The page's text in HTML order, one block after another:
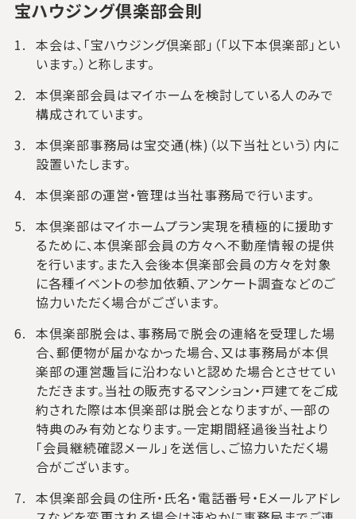
宝ハウジング倶楽部会則
本会は、「宝ハウジング倶楽部」（「以下本倶楽部」とい
います。）と称します。
本倶楽部会員はマイホームを検討している人のみで
構成されています。
本倶楽部事務局は宝交通(株)（以下当社という）内に
設置いたします。
本倶楽部の運営・管理は当社事務局で行います。
本倶楽部はマイホームプラン実現を積極的に援助す
るために、本倶楽部会員の方々へ不動産情報の提供
を行います。また入会後本倶楽部会員の方々を対象
に各種イベントの参加依頼、アンケート調査などのご
協力いただく場合がございます。
本倶楽部脱会は、事務局で脱会の連絡を受理した場
合、郵便物が届かなかった場合、又は事務局が本倶
楽部の運営趣旨に沿わないと認めた場合とさせてい
ただきます。当社の販売するマンション・戸建てをご成
約された際は本倶楽部は脱会となりますが、一部の
特典のみ有効となります。一定期間経過後当社より
「会員継続確認メール」を送信し、ご協力いただく場
合がございます。
本倶楽部会員の住所・氏名・電話番号・Eメールアドレ